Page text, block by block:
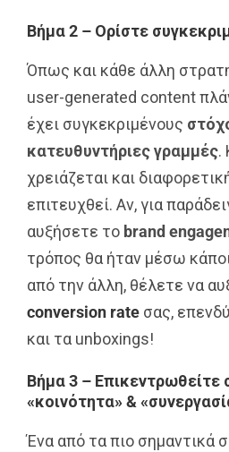
Βήμα 2 – Ορίστε
Όπως και κάθε άλλη
user-generated content
έχει συγκεκριμένους
κατευθυντήριες γραμμές.
χρειάζεται και
επιτευχθεί. Αν, για
αυξήσετε το brand
τρόπος θα ήταν μέσω
από την άλλη, θέλετε να
conversion rate σας,
και τα unboxings!
Βήμα 3 – Επικεντρωθείτε
«κοινότητα» &
Ένα από τα πιο σημαντικά